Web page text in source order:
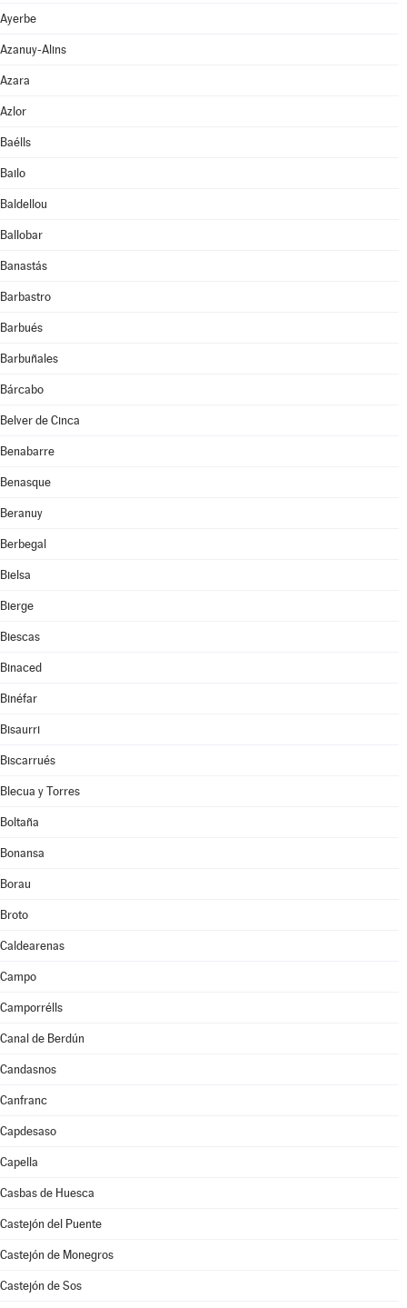
Ayerbe
Azanuy-Alins
Azara
Azlor
Baélls
Bailo
Baldellou
Ballobar
Banastás
Barbastro
Barbués
Barbuñales
Bárcabo
Belver de Cinca
Benabarre
Benasque
Beranuy
Berbegal
Bielsa
Bierge
Biescas
Binaced
Binéfar
Bisaurri
Biscarrués
Blecua y Torres
Boltaña
Bonansa
Borau
Broto
Caldearenas
Campo
Camporrélls
Canal de Berdún
Candasnos
Canfranc
Capdesaso
Capella
Casbas de Huesca
Castejón del Puente
Castejón de Monegros
Castejón de Sos